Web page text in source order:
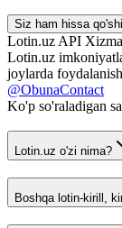
Siz ham hissa
Lotin.uz API
Lotin.uz
joylarda
@ObunaContact
Ko'p so'raladigan
Lotin.uz o'zi nima?
Boshqa lotin-kirill,